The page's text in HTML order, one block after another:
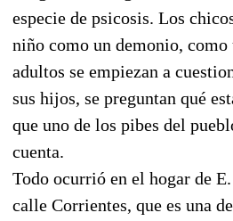
especie de psicosis. Los
niño como un demonio,
adultos se empiezan a
sus hijos, se preguntan qué
que uno de los pibes del
cuenta.
Todo ocurrió en el hogar de
calle Corrientes, que es una